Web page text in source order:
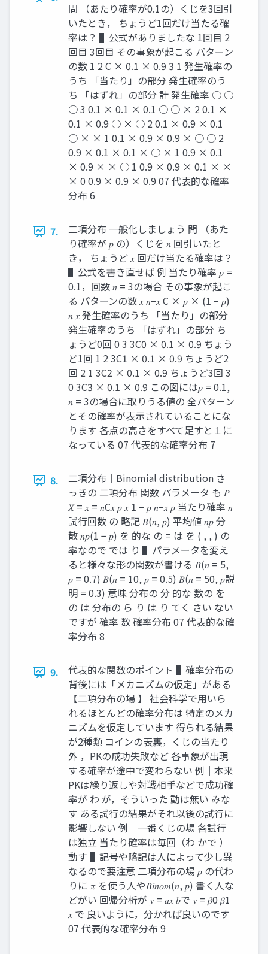
問 （あたり確率が0.1の）くじを3回引
いたとき， ちょうど1回だけ当たる確
率は？ ▌公式がありましたな 1回目 2
回目 3回目 その事象が起こる パターン
の数 1 2 C × 0.1 × 0.9 3 1 発生確率の
うち 「当たり」の部分 発生確率のう
ち 「はずれ」の部分 計 発生確率 ○ ○
○ 3 0.1 × 0.1 × 0.1 ○ ○ × 2 0.1 ×
0.1 × 0.9 ○ × ○ 2 0.1 × 0.9 × 0.1
○ × × 1 0.1 × 0.9 × 0.9 × ○ ○ 2
0.9 × 0.1 × 0.1 × ○ × 1 0.9 × 0.1
× 0.9 × × ○ 1 0.9 × 0.9 × 0.1 × ×
× 0 0.9 × 0.9 × 0.9 07 代表的な確率
分布 6
7.
二項分布 一般化しましょう 問 （あた
り確率が 𝑝 の）くじを 𝑛 回引いたと
き， ちょうど 𝑥 回だけ当たる確率は？
▌公式を書き直せば 例 当たり確率 𝑝 =
0.1，回数 𝑛 = 3の場合 その事象が起こ
る パターンの数 𝑥 𝑛−𝑥 C × 𝑝 × (1 − 𝑝)
𝑛 𝑥 発生確率のうち 「当たり」の部分
発生確率のうち 「はずれ」の部分 ち
ょうど0回 0 3 3C0 × 0.1 × 0.9 ちょう
ど1回 1 2 3C1 × 0.1 × 0.9 ちょうど2
回 2 1 3C2 × 0.1 × 0.9 ちょうど3回 3
0 3C3 × 0.1 × 0.9 この図には𝑝 = 0.1,
𝑛 = 3の場合に取りうる値の 全パターン
とその確率が表示されていることにな
ります 各点の高さをすべて足すと１に
なっている 07 代表的な確率分布 7
8.
二項分布｜Binomial distribution さ
っきの 二項分布 関数 パラメータ も 𝑃
𝑋 = 𝑥 = 𝑛C𝑥 𝑝 𝑥 1 − 𝑝 𝑛−𝑥 𝑝 当たり確率 𝑛
試行回数 の 略記 𝐵(𝑛, 𝑝) 平均値 𝑛𝑝 分
散 𝑛𝑝(1 − 𝑝) を 的な の = は を ( , , ) の
率なので では り ▌パラメータを変え
ると様々な形の関数が書ける 𝐵(𝑛 = 5,
𝑝 = 0.7) 𝐵(𝑛 = 10, 𝑝 = 0.5) 𝐵(𝑛 = 50, 𝑝説
明 = 0.3) 意味 分布の 分 的な 数の を
の は 分布の ら り は り てく さい ない
ですが 確率 数 確率分布 07 代表的な確
率分布 8
9.
代表的な関数のポイント ▌確率分布の
背後には「メカニズムの仮定」がある
【二項分布の場 】 社会科学で用いら
れるほとんどの確率分布は 特定のメカ
ニズムを仮定しています 得られる結果
が2種類 コインの表裏，くじの当たり
外 ，PKの成功失敗など 各事象が出現
する確率が途中で変わらない 例｜本来
PKは繰り返しや対戦相手などで成功確
率が わ が，そういった 動は無い みな
す ある試行の結果がそれ以後の試行に
影響しない 例｜一番くじの場 各試行
は独立 当たり確率は毎回（わ かで ）
動す ▌記号や略記は人によって少し異
なるので要注意 二項分布の場 𝑝 の代わ
りに 𝜋 を使う人や𝐵𝑖𝑛𝑜𝑚(𝑛, 𝑝) 書く人な
どがい 回帰分析が 𝑦 = 𝑎𝑥 𝑏で 𝑦 = 𝛽0 𝛽1
𝑥 で 良いように，分かれば良いのです
07 代表的な確率分布 9